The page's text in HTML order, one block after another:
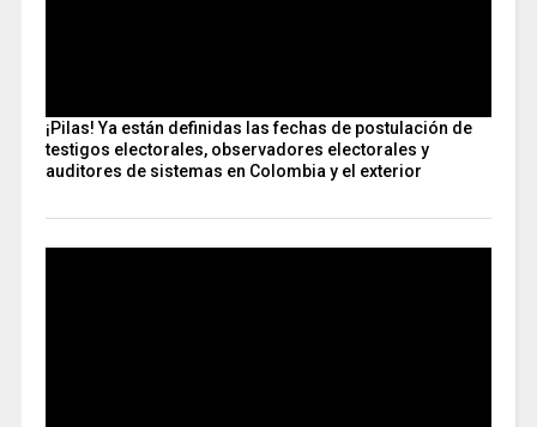
¡Pilas! Ya están definidas las fechas de postulación de
testigos electorales, observadores electorales y
auditores de sistemas en Colombia y el exterior